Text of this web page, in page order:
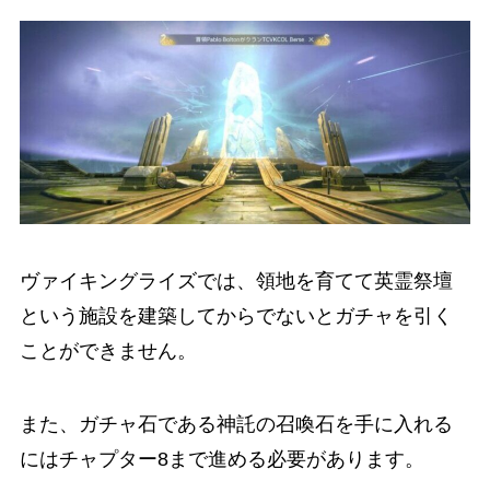
ヴァイキングライズでは、領地を育てて英霊祭壇
という施設を建築してからでないとガチャを引く
ことができません。
また、ガチャ石である神託の召喚石を手に入れる
にはチャプター8まで進める必要があります。